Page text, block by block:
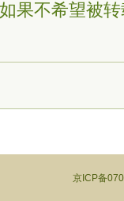
果不希望被
京ICP备